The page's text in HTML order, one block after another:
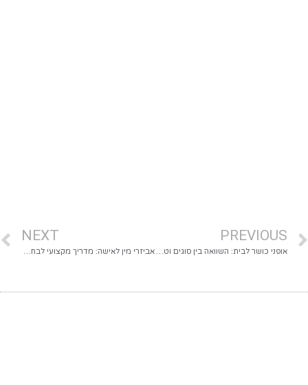
PREVIOUS
אופני כושר לבית: השוואה בין סוגים וטיפים לבחירה חכמה
NEXT
אביזרי מין לאישה: מדריך מקצועי לבחירה נכונה, בטוחה ומהנה